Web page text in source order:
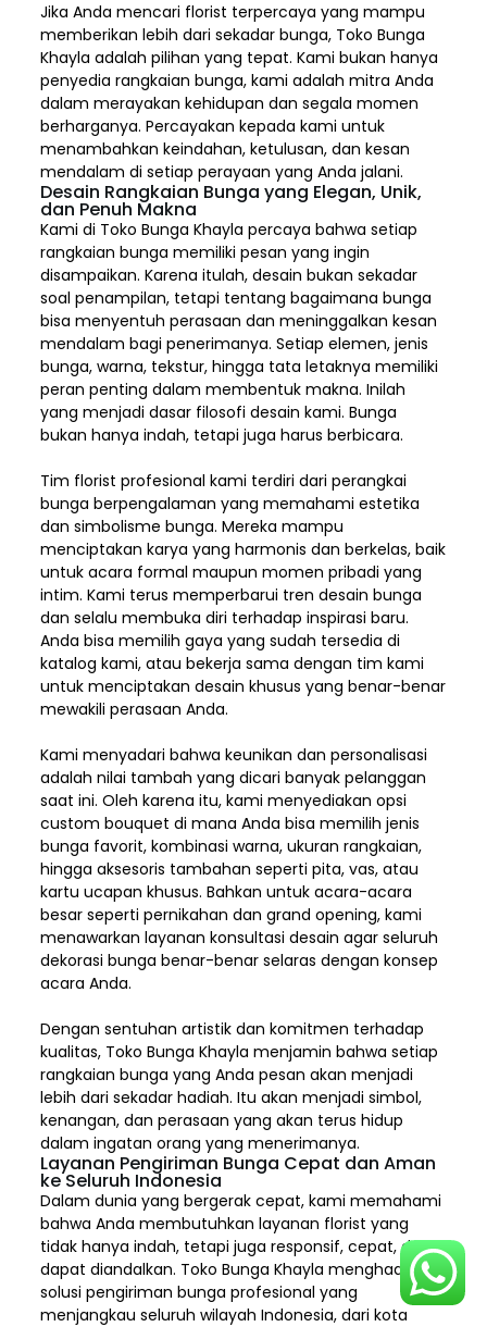
Jika Anda mencari florist terpercaya yang mampu
memberikan lebih dari sekadar bunga, Toko Bunga
Khayla adalah pilihan yang tepat. Kami bukan hanya
penyedia rangkaian bunga, kami adalah mitra Anda
dalam merayakan kehidupan dan segala momen
berharganya. Percayakan kepada kami untuk
menambahkan keindahan, ketulusan, dan kesan
mendalam di setiap perayaan yang Anda jalani.
Desain Rangkaian Bunga yang Elegan, Unik,
dan Penuh Makna
Kami di Toko Bunga Khayla percaya bahwa setiap
rangkaian bunga memiliki pesan yang ingin
disampaikan. Karena itulah, desain bukan sekadar
soal penampilan, tetapi tentang bagaimana bunga
bisa menyentuh perasaan dan meninggalkan kesan
mendalam bagi penerimanya. Setiap elemen, jenis
bunga, warna, tekstur, hingga tata letaknya memiliki
peran penting dalam membentuk makna. Inilah
yang menjadi dasar filosofi desain kami. Bunga
bukan hanya indah, tetapi juga harus berbicara.
Tim florist profesional kami terdiri dari perangkai
bunga berpengalaman yang memahami estetika
dan simbolisme bunga. Mereka mampu
menciptakan karya yang harmonis dan berkelas, baik
untuk acara formal maupun momen pribadi yang
intim. Kami terus memperbarui tren desain bunga
dan selalu membuka diri terhadap inspirasi baru.
Anda bisa memilih gaya yang sudah tersedia di
katalog kami, atau bekerja sama dengan tim kami
untuk menciptakan desain khusus yang benar-benar
mewakili perasaan Anda.
Kami menyadari bahwa keunikan dan personalisasi
adalah nilai tambah yang dicari banyak pelanggan
saat ini. Oleh karena itu, kami menyediakan opsi
custom bouquet di mana Anda bisa memilih jenis
bunga favorit, kombinasi warna, ukuran rangkaian,
hingga aksesoris tambahan seperti pita, vas, atau
kartu ucapan khusus. Bahkan untuk acara-acara
besar seperti pernikahan dan grand opening, kami
menawarkan layanan konsultasi desain agar seluruh
dekorasi bunga benar-benar selaras dengan konsep
acara Anda.
Dengan sentuhan artistik dan komitmen terhadap
kualitas, Toko Bunga Khayla menjamin bahwa setiap
rangkaian bunga yang Anda pesan akan menjadi
lebih dari sekadar hadiah. Itu akan menjadi simbol,
kenangan, dan perasaan yang akan terus hidup
dalam ingatan orang yang menerimanya.
Layanan Pengiriman Bunga Cepat dan Aman
ke Seluruh Indonesia
Dalam dunia yang bergerak cepat, kami memahami
bahwa Anda membutuhkan layanan florist yang
tidak hanya indah, tetapi juga responsif, cepat, dan
dapat diandalkan. Toko Bunga Khayla menghadirkan
solusi pengiriman bunga profesional yang
menjangkau seluruh wilayah Indonesia,dari kota